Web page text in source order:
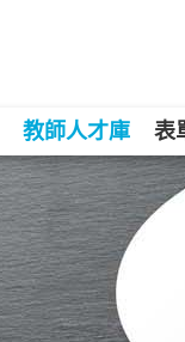
教師人才庫 表